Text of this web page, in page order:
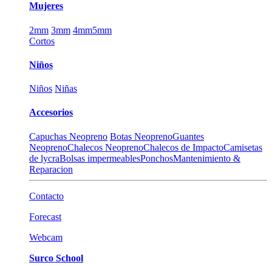
Mujeres
2mm 3mm 4mm5mm
Cortos
Niños
Niños Niñas
Accesorios
Capuchas Neopreno Botas NeoprenoGuantes
NeoprenoChalecos NeoprenoChalecos de ImpactoCamisetas
de lycraBolsas impermeablesPonchosMantenimiento &
Reparacion
Contacto
Forecast
Webcam
Surco School